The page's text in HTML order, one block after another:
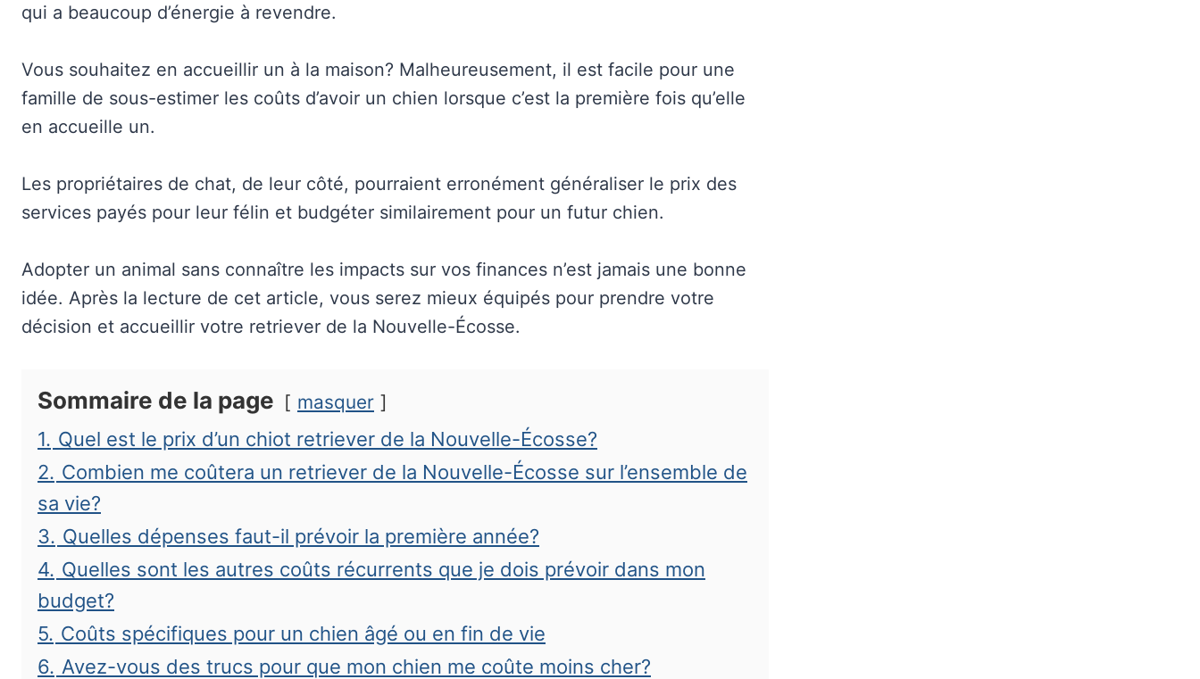
qui a beaucoup d’énergie à revendre.
Vous souhaitez en accueillir un à la maison? Malheureusement, il est facile pour une
famille de sous-estimer les coûts d’avoir un chien lorsque c’est la première fois qu’elle
en accueille un.
Les propriétaires de chat, de leur côté, pourraient erronément généraliser le prix des
services payés pour leur félin et budgéter similairement pour un futur chien.
Adopter un animal sans connaître les impacts sur vos finances n’est jamais une bonne
idée. Après la lecture de cet article, vous serez mieux équipés pour prendre votre
décision et accueillir votre retriever de la Nouvelle-Écosse.
Sommaire de la page masquer
1. Quel est le prix d’un chiot retriever de la Nouvelle-Écosse?
2. Combien me coûtera un retriever de la Nouvelle-Écosse sur l’ensemble de
sa vie?
3. Quelles dépenses faut-il prévoir la première année?
4. Quelles sont les autres coûts récurrents que je dois prévoir dans mon
budget?
5. Coûts spécifiques pour un chien âgé ou en fin de vie
6. Avez-vous des trucs pour que mon chien me coûte moins cher?